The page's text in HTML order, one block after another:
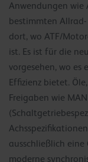
Anwendungen wie
bestimmten
dort, wo ATF/
ist. Es ist für die
vorgesehen, wo es
Effizienz bietet.
Freigaben wie
ausschließlich
moderne